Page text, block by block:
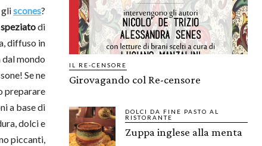
gliscones?
di
diffuso in
dal mondo
Se ne
preparare
a base di
dolci e
piccanti,
IL RE-CENSORE
Girovagando col Re-censore
DOLCI DA FINE PASTO AL
RISTORANTE
Zuppa inglese alla menta